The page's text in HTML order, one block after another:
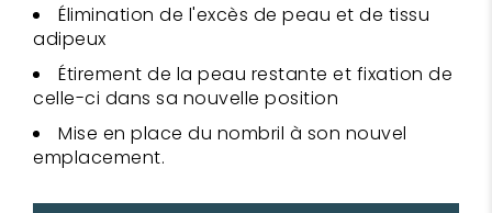
Élimination de l'excès de peau et de tissu
adipeux
Étirement de la peau restante et fixation de
celle-ci dans sa nouvelle position
Mise en place du nombril à son nouvel
emplacement.